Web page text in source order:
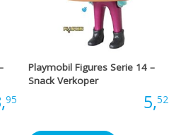
95
Playmobil Figures Serie 14 –
Snack Verkoper
5,52